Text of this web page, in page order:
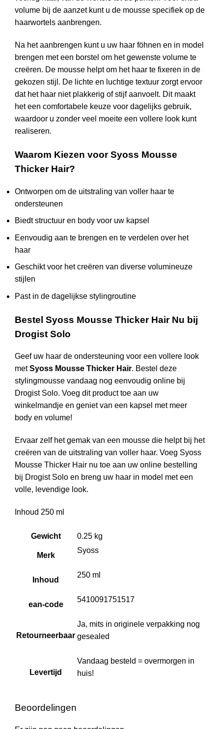
volume bij de aanzet kunt u de mousse specifiek op de
haarwortels aanbrengen.
Na het aanbrengen kunt u uw haar föhnen en in model
brengen met een borstel om het gewenste volume te
creëren. De mousse helpt om het haar te fixeren in de
gekozen stijl. De lichte en luchtige textuur zorgt ervoor
dat het haar niet plakkerig of stijf aanvoelt. Dit maakt
het een comfortabele keuze voor dagelijks gebruik,
waardoor u zonder veel moeite een vollere look kunt
realiseren.
Waarom Kiezen voor Syoss Mousse
Thicker Hair?
Ontworpen om de uitstraling van voller haar te
ondersteunen
Biedt structuur en body voor uw kapsel
Eenvoudig aan te brengen en te verdelen over het
haar
Geschikt voor het creëren van diverse volumineuze
stijlen
Past in de dagelijkse stylingroutine
Bestel Syoss Mousse Thicker Hair Nu bij
Drogist Solo
Geef uw haar de ondersteuning voor een vollere look
metSyoss Mousse Thicker Hair. Bestel deze
stylingmousse vandaag nog eenvoudig online bij
Drogist Solo. Voeg dit product toe aan uw
winkelmandje en geniet van een kapsel met meer
body en volume!
Ervaar zelf het gemak van een mousse die helpt bij het
creëren van de uitstraling van voller haar. Voeg Syoss
Mousse Thicker Hair nu toe aan uw online bestelling
bij Drogist Solo en breng uw haar in model met een
volle, levendige look.
Inhoud 250 ml
Gewicht 0.25 kg
Merk
Syoss
Inhoud
250 ml
ean-code
5410091751517
Retourneerbaar
Ja, mits in originele verpakking nog
gesealed
Levertijd
Vandaag besteld = overmorgen in
huis!
Beoordelingen